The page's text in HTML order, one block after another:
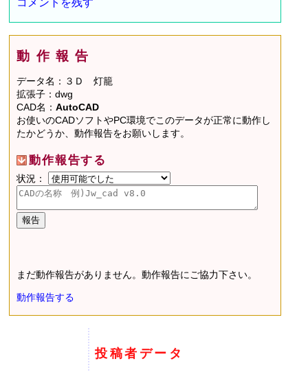
コメントを残す
動作報告
データ名：３Ｄ 灯籠
拡張子：dwg
CAD名：AutoCAD
お使いのCADソフトやPC環境でこのデータが正常に動作し
たかどうか、動作報告をお願いします。
動作報告する
状況：
まだ動作報告がありません。動作報告にご協力下さい。
動作報告する
投稿者データ